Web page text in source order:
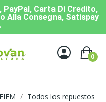
PayPal, Carta Di Credito,
Alla Consegna, Satispay
0
Todos los repuestos